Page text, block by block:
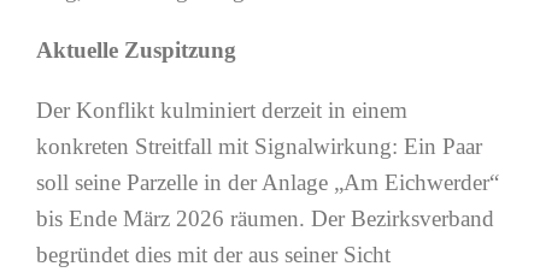
Aktuelle Zuspitzung
Der Konflikt kulminiert derzeit in einem
konkreten Streitfall mit Signalwirkung: Ein Paar
soll seine Parzelle in der Anlage „Am Eichwerder“
bis Ende März 2026 räumen. Der Bezirksverband
begründet dies mit der aus seiner Sicht